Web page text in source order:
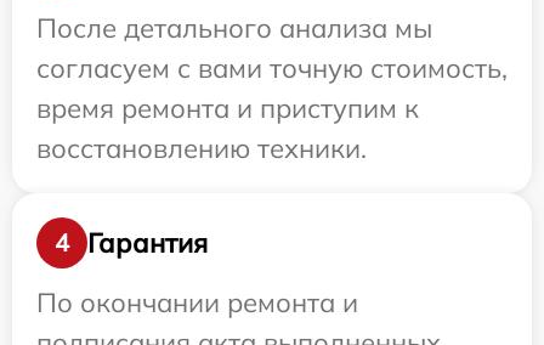
После детального анализа мы
согласуем с вами точную стоимость,
время ремонта и приступим к
восстановлению техники.
4
Гарантия
По окончании ремонта и